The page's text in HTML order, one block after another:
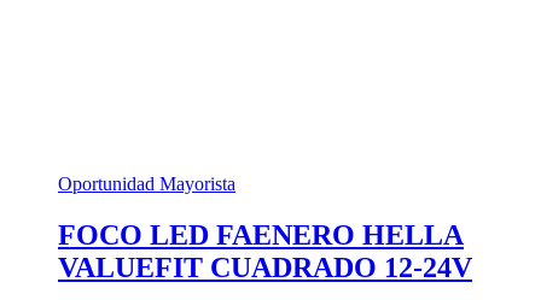
Oportunidad Mayorista
FOCO LED FAENERO HELLA
VALUEFIT CUADRADO 12-24V